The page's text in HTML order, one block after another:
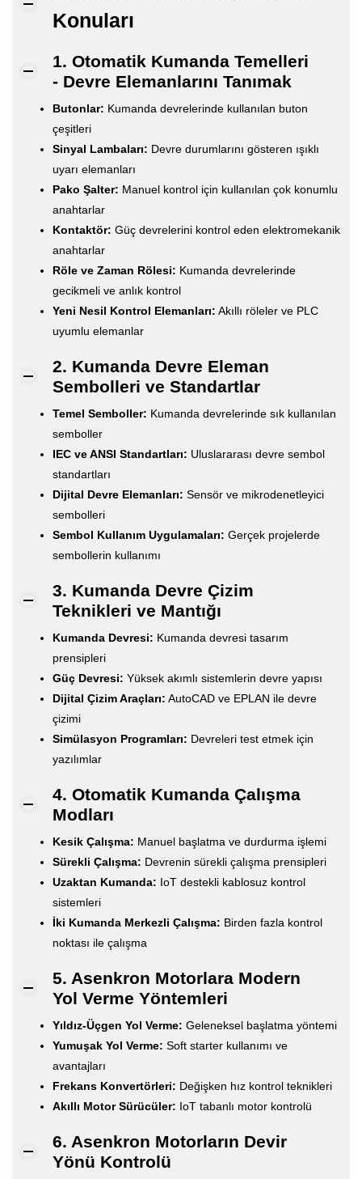
Konuları
1. Otomatik Kumanda Temelleri
- Devre Elemanlarını Tanımak
Butonlar: Kumanda devrelerinde kullanılan buton
çeşitleri
Sinyal Lambaları: Devre durumlarını gösteren ışıklı
uyarı elemanları
Pako Şalter: Manuel kontrol için kullanılan çok konumlu
anahtarlar
Kontaktör: Güç devrelerini kontrol eden elektromekanik
anahtarlar
Röle ve Zaman Rölesi: Kumanda devrelerinde
gecikmeli ve anlık kontrol
Yeni Nesil Kontrol Elemanları: Akıllı röleler ve PLC
uyumlu elemanlar
2. Kumanda Devre Eleman
Sembolleri ve Standartlar
Temel Semboller: Kumanda devrelerinde sık kullanılan
semboller
IEC ve ANSI Standartları: Uluslararası devre sembol
standartları
Dijital Devre Elemanları: Sensör ve mikrodenetleyici
sembolleri
Sembol Kullanım Uygulamaları: Gerçek projelerde
sembollerin kullanımı
3. Kumanda Devre Çizim
Teknikleri ve Mantığı
Kumanda Devresi: Kumanda devresi tasarım
prensipleri
Güç Devresi: Yüksek akımlı sistemlerin devre yapısı
Dijital Çizim Araçları: AutoCAD ve EPLAN ile devre
çizimi
Simülasyon Programları: Devreleri test etmek için
yazılımlar
4. Otomatik Kumanda Çalışma
Modları
Kesik Çalışma: Manuel başlatma ve durdurma işlemi
Sürekli Çalışma: Devrenin sürekli çalışma prensipleri
Uzaktan Kumanda: IoT destekli kablosuz kontrol
sistemleri
İki Kumanda Merkezli Çalışma: Birden fazla kontrol
noktası ile çalışma
5. Asenkron Motorlara Modern
Yol Verme Yöntemleri
Yıldız-Üçgen Yol Verme: Geleneksel başlatma yöntemi
Yumuşak Yol Verme: Soft starter kullanımı ve
avantajları
Frekans Konvertörleri: Değişken hız kontrol teknikleri
Akıllı Motor Sürücüler: IoT tabanlı motor kontrolü
6. Asenkron Motorların Devir
Yönü Kontrolü